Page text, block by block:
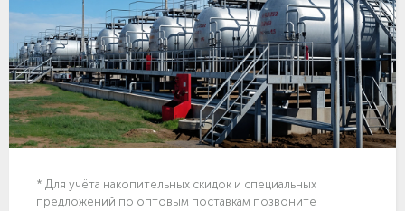
* Для учёта накопительных скидок и специальных
предложений по оптовым поставкам позвоните